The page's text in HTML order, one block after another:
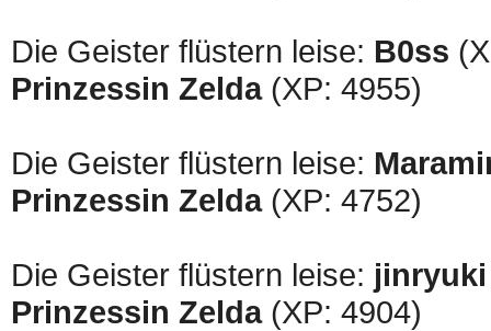
Die Geister flüstern leise: B0ss
Prinzessin Zelda(XP: 4955)
Die Geister flüstern leise:
Prinzessin Zelda(XP: 4752)
Die Geister flüstern leise: jinryuki
Prinzessin Zelda (XP: 4904)